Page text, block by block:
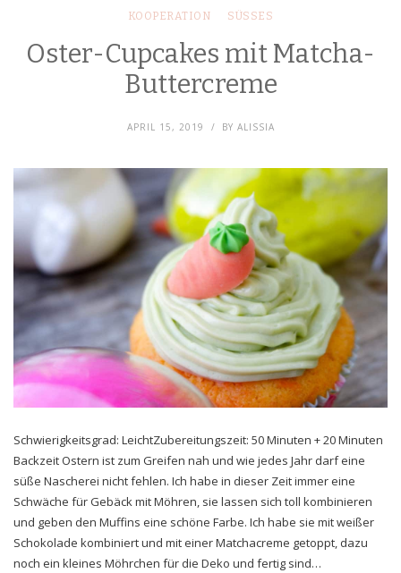
KOOPERATION SÜSSES
Oster-Cupcakes mit Matcha-
Buttercreme
APRIL 15, 2019 BY ALISSIA
Schwierigkeitsgrad: LeichtZubereitungszeit: 50 Minuten + 20 Minuten
Backzeit Ostern ist zum Greifen nah und wie jedes Jahr darf eine
süße Nascherei nicht fehlen. Ich habe in dieser Zeit immer eine
Schwäche für Gebäck mit Möhren, sie lassen sich toll kombinieren
und geben den Muffins eine schöne Farbe. Ich habe sie mit weißer
Schokolade kombiniert und mit einer Matchacreme getoppt, dazu
noch ein kleines Möhrchen für die Deko und fertig sind…